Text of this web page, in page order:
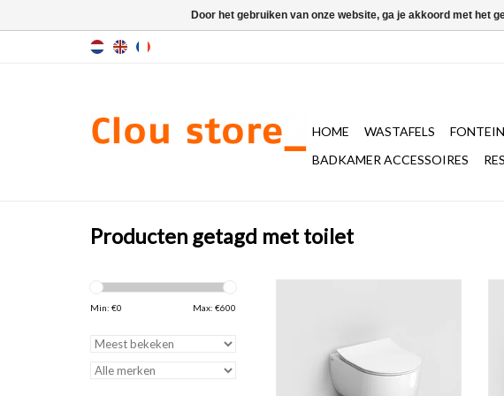
HOME WASTAFELS
BADKAMER ACCESSOIRES
Producten getagd met toilet
Min: €0 Max: €600
systeem, glanzend wit keramiek.
Artikel bestaat uit 2
artikelnummers. Bevestiging
Door het gebruiken van onze website, ga je akkoord met het